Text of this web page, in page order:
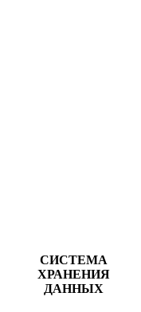
СИСТЕМА
ХРАНЕНИЯ
ДАННЫХ